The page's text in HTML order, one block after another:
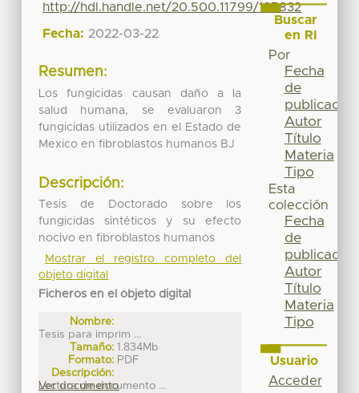
http://hdl.handle.net/20.500.11799/137832
Fecha: 2022-03-22
Resumen:
Los fungicidas causan daño a la
salud humana, se evaluaron 3
fungicidas utilizados en el Estado de
Mexico en fibroblastos humanos BJ
Descripción:
Tesis de Doctorado sobre los
fungicidas sintéticos y su efecto
nocivo en fibroblastos humanos
Mostrar el registro completo del
objeto digital
Ficheros en el objeto digital
Nombre:
Tesis para imprim ...
Tamaño: 1.834Mb
Formato: PDF
Descripción:
Lectura de documento ...
Ver documento
Buscar
en RI
Por
Fecha
de
publicación
Autor
Título
Materia
Tipo
Esta
colección
Fecha
de
publicación
Autor
Título
Materia
Tipo
Usuario
Acceder